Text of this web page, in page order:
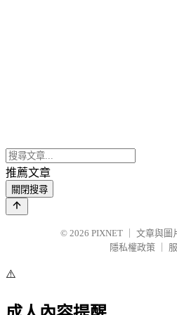
推薦文章
關閉搜尋
© 2026 PIXNET
文章與圖
隱私權政策
⚠️